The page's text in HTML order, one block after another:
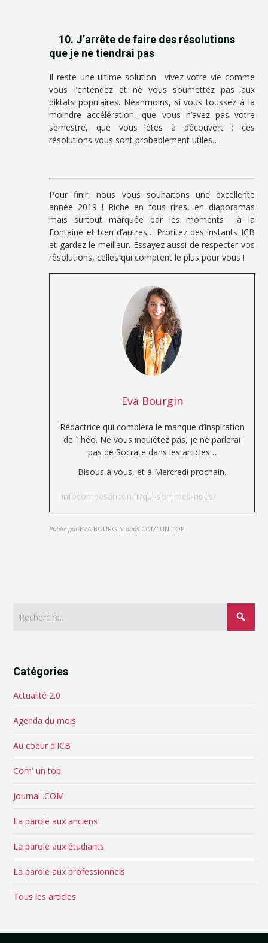
10. J’arrête de faire des résolutions
que je ne tiendrai pas
Il reste une ultime solution : vivez votre vie comme
vous l’entendez et ne vous soumettez pas aux
diktats populaires. Néanmoins, si vous toussez à la
moindre accélération, que vous n’avez pas votre
semestre, que vous êtes à découvert : ces
résolutions vous sont probablement utiles…
Pour finir, nous vous souhaitons une excellente
année 2019 ! Riche en fous rires, en diaporamas
mais surtout marquée par les moments à la
Fontaine et bien d’autres… Profitez des instants ICB
et gardez le meilleur. Essayez aussi de respecter vos
résolutions, celles qui comptent le plus pour vous !
Eva Bourgin
Rédactrice qui comblera le manque d’inspiration
de Théo. Ne vous inquiétez pas, je ne parlerai
pas de Socrate dans les articles…
Bisous à vous, et à Mercredi prochain.
infocombesancon.fr/qui-sommes-nous/
Publié par EVA BOURGIN dans COM' UN TOP
Catégories
Actualité 2.0
Agenda du mois
Au coeur d'ICB
Com' un top
Journal .COM
La parole aux anciens
La parole aux étudiants
La parole aux professionnels
Tous les articles